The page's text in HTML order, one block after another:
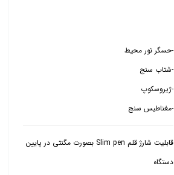
-حسگر نور محیط
-مغناطیس سنج
قابلیت شارژ قلم Slim pen بصورت مگنتی در پایین
دستگاه